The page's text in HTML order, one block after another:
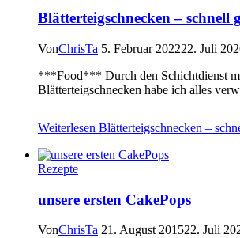
Blätterteigschnecken – schnell
VonChrisTa 5. Februar 202222. Juli
***Food*** Durch den Schichtdienst
Blätterteigschnecken habe ich alles
Weiterlesen Blätterteigschnecken –
Rezepte
unsere ersten CakePops
VonChrisTa 21. August 201522. Juli